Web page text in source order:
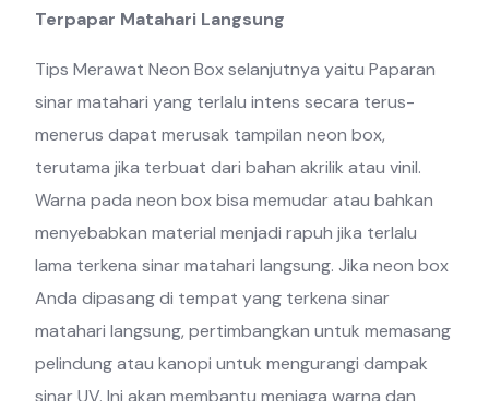
Terpapar Matahari Langsung
Tips Merawat Neon Box selanjutnya yaitu Paparan
sinar matahari yang terlalu intens secara terus-
menerus dapat merusak tampilan neon box,
terutama jika terbuat dari bahan akrilik atau vinil.
Warna pada neon box bisa memudar atau bahkan
menyebabkan material menjadi rapuh jika terlalu
lama terkena sinar matahari langsung. Jika neon box
Anda dipasang di tempat yang terkena sinar
matahari langsung, pertimbangkan untuk memasang
pelindung atau kanopi untuk mengurangi dampak
sinar UV. Ini akan membantu menjaga warna dan